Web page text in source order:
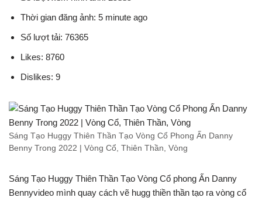
Thời gian đăng ảnh: 5 minute ago
Số lượt tải: 76365
Likes: 8760
Dislikes: 9
Sáng Tạo Huggy Thiên Thần Tạo Vòng Cổ Phong Ấn Danny
Benny Trong 2022 | Vòng Cổ, Thiên Thần, Vòng
Sáng Tạo Huggy Thiên Thần Tạo Vòng Cổ phong Ấn Danny
Bennyvideo mình quay cách vẽ hugg thiền thần tạo ra vòng cổ